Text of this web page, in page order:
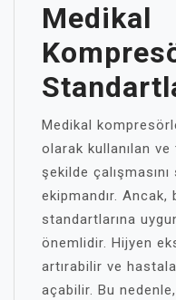
Medikal
Medikal
olarak kullanılan
şekilde
ekipmandır. Ancak,
standartlarına
önemlidir. Hijyen
artırabilir ve
açabilir. Bu